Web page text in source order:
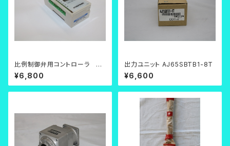
比例制御弁用コントローラ KF
PC-F07-DN 【中古品】
¥6,800
出力ユニット AJ65SBTB1-8T
¥6,600